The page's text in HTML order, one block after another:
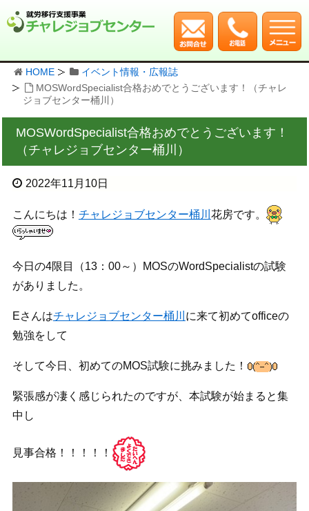
HOME
イベント情報・広報誌
MOSWordSpecialist合格おめでとうございます！（チャレ
ジョブセンター桶川）
MOSWordSpecialist合格おめでとうございます！
（チャレジョブセンター桶川）
2022年11月10日
こんにちは！ チャレジョブセンター桶川 花房です。
今日の4限目（13：00～）MOSのWordSpecialistの試験
がありました。
Eさんはチャレジョブセンター桶川 に来て初めてofficeの
勉強をして
そして今日、初めてのMOS試験に挑みました！
緊張感が凄く感じられたのですが、本試験が始まると集
中し
見事合格！！！！！